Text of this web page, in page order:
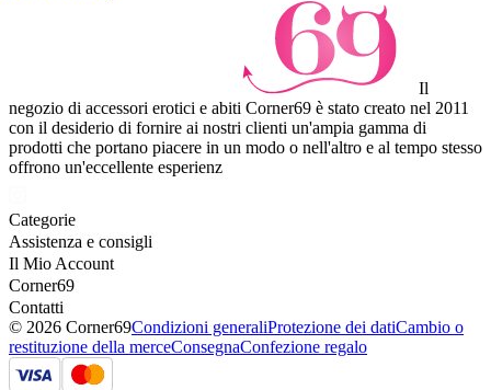
Il
negozio di accessori erotici e abiti Corner69 è stato creato nel 2011
con il desiderio di fornire ai nostri clienti un'ampia gamma di
prodotti che portano piacere in un modo o nell'altro e al tempo stesso
offrono un'eccellente esperienz
Categorie
Assistenza e consigli
Il Mio Account
Corner69
Contatti
© 2026 Corner69Condizioni generaliProtezione dei datiCambio o
restituzione della merceConsegnaConfezione regalo